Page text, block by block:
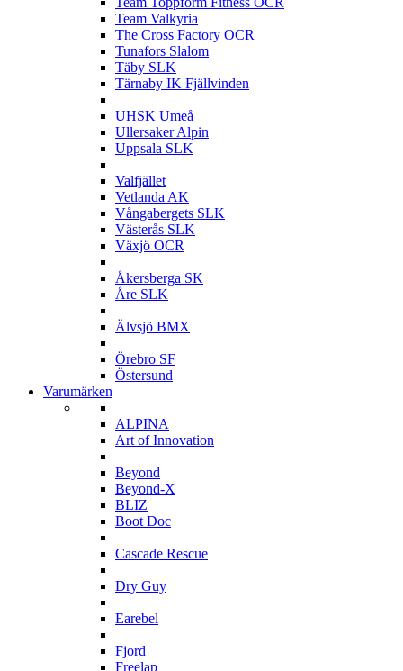
Team Valkyria
The Cross Factory OCR
Tunafors Slalom
Täby SLK
Tärnaby IK Fjällvinden
UHSK Umeå
Ullersaker Alpin
Uppsala SLK
Valfjället
Vetlanda AK
Vångabergets SLK
Västerås SLK
Växjö OCR
Åkersberga SK
Åre SLK
Älvsjö BMX
Örebro SF
Östersund
Varumärken
ALPINA
Art of Innovation
Beyond
Beyond-X
BLIZ
Boot Doc
Cascade Rescue
Dry Guy
Earebel
Fjord
Freelap